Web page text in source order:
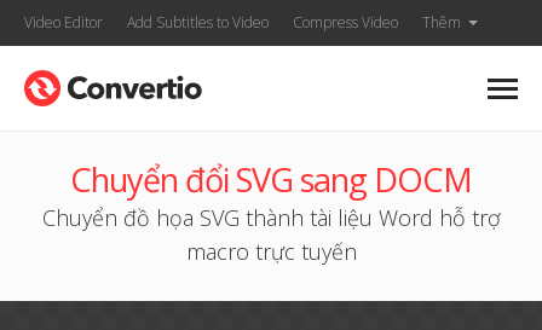
Video Editor Add Subtitles to Video Compress Video Thêm
Chuyển đổi SVG sang DOCM
Chuyển đồ họa SVG thành tài liệu Word hỗ trợ
macro trực tuyến